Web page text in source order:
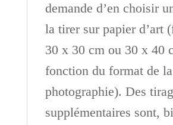
demande d’en choisir
la tirer sur papier d’art
30 x 30 cm ou 30 x 40
fonction du format de la
photographie). Des
supplémentaires sont,